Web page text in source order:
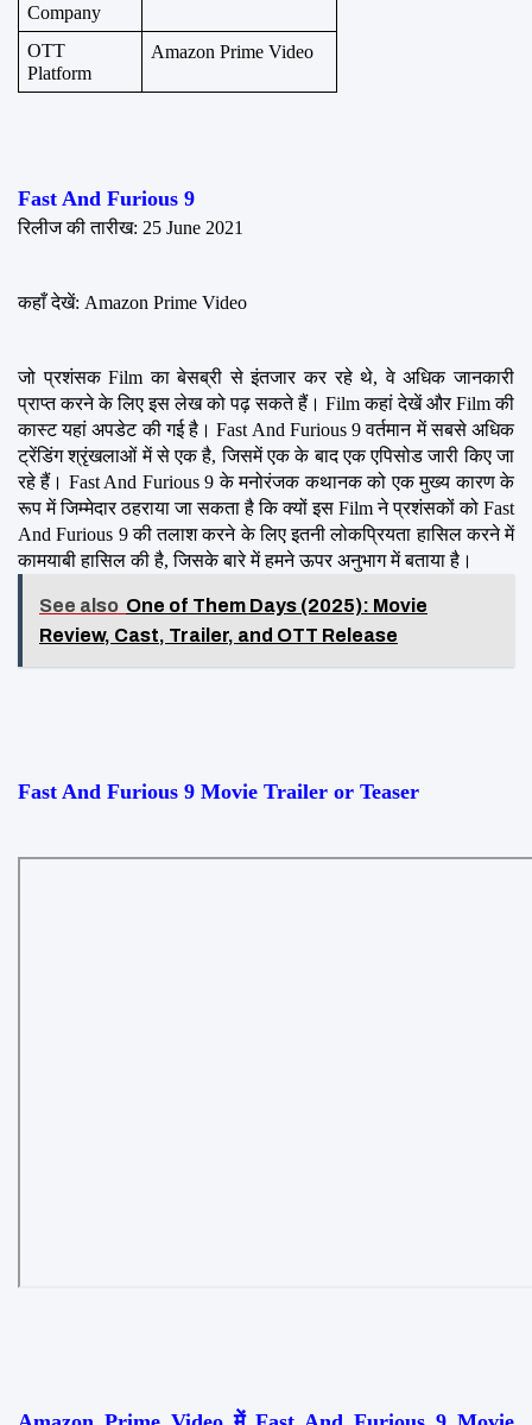
Company
OTT
Platform
Amazon Prime Video
Fast And Furious 9
रिलीज की तारीख: 25 June 2021
कहाँ देखें: Amazon Prime Video
जो प्रशंसक Film का बेसब्री से इंतजार कर रहे थे, वे अधिक जानकारी
प्राप्त करने के लिए इस लेख को पढ़ सकते हैं। Film कहां देखें और Film की
कास्ट यहां अपडेट की गई है। Fast And Furious 9 वर्तमान में सबसे अधिक
ट्रेंडिंग श्रृंखलाओं में से एक है, जिसमें एक के बाद एक एपिसोड जारी किए जा
रहे हैं। Fast And Furious 9 के मनोरंजक कथानक को एक मुख्य कारण के
रूप में जिम्मेदार ठहराया जा सकता है कि क्यों इस Film ने प्रशंसकों को Fast
And Furious 9 की तलाश करने के लिए इतनी लोकप्रियता हासिल करने में
कामयाबी हासिल की है, जिसके बारे में हमने ऊपर अनुभाग में बताया है।
See also One of Them Days (2025): Movie
Review, Cast, Trailer, and OTT Release
Fast And Furious 9 Movie Trailer or Teaser